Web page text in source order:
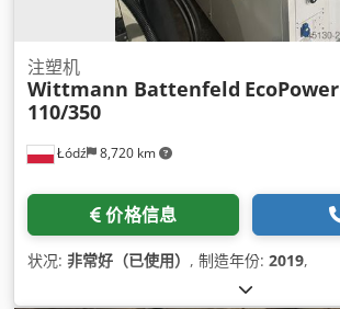
Łódź 8,720 km
注塑机
Wittmann Battenfeld EcoPower
110/350
价格信息
状况: 非常好（已使用） , 制造年份: 2019,